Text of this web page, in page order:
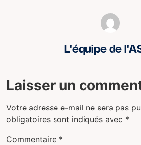
L'équipe de
Laisser un
Votre adresse e-mail ne sera pas
obligatoires sont indiqués avec *
Commentaire *